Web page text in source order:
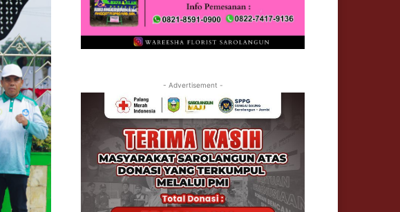
- Advertisement -